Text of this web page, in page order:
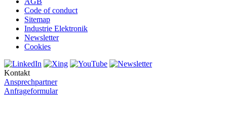
Code of conduct
Sitemap
Industrie Elektronik
Newsletter
Cookies
Kontakt
Ansprechpartner
Anfrageformular